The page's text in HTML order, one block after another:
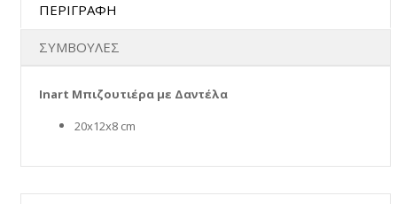
ΠΕΡΙΓΡΑΦΗ
ΣΥΜΒΟΥΛΕΣ
Inart Μπιζουτιέρα με Δαντέλα
20x12x8 cm